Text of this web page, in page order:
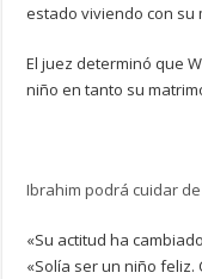
estado viviendo con
El juez determinó que
niño en tanto su
Ibrahim podrá cuidar
«Su actitud ha
«Solía ser un niño feliz.